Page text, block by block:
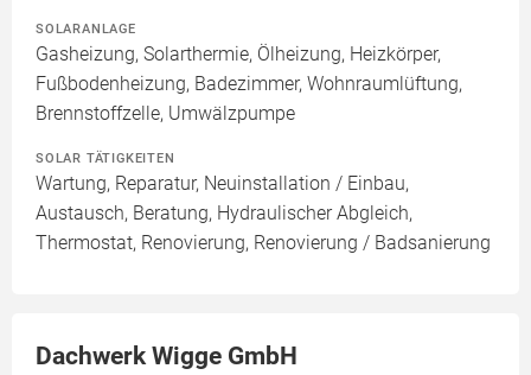
SOLARANLAGE
Gasheizung, Solarthermie, Ölheizung, Heizkörper,
Fußbodenheizung, Badezimmer, Wohnraumlüftung,
Brennstoffzelle, Umwälzpumpe
SOLAR TÄTIGKEITEN
Wartung, Reparatur, Neuinstallation / Einbau,
Austausch, Beratung, Hydraulischer Abgleich,
Thermostat, Renovierung, Renovierung / Badsanierung
Dachwerk Wigge GmbH